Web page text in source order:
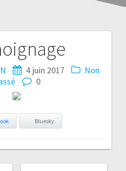
4 juin 2017
Non
0
Bluesky